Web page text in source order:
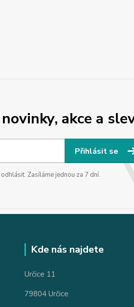
akce a
Přihlásit se
Zasíláme jednou za 7 dní.
Kde nás najdete
Určice 11
79804 Určice